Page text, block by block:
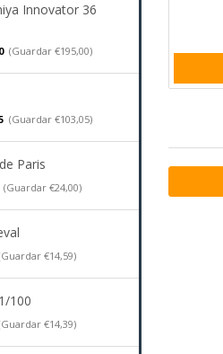
Innovator 36
(Guardar €195,00)
(Guardar €103,05)
Paris
(Guardar €24,00)
€14,59)
100
€14,39)